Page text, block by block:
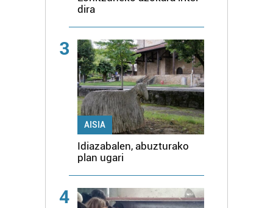
dira
3
AISIA
Idiazabalen, abuzturako
plan ugari
4